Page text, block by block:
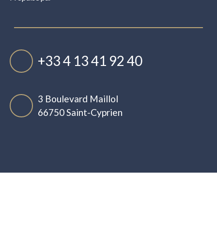
+33 4 13 41 92 40
3 Boulevard Maillol
66750 Saint-Cyprien